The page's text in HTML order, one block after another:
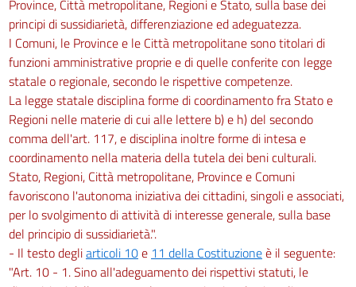
Province, Città metropolitane, Regioni e Stato, sulla base dei
principi di sussidiarietà, differenziazione ed adeguatezza.
I Comuni, le Province e le Città metropolitane sono titolari di
funzioni amministrative proprie e di quelle conferite con legge
statale o regionale, secondo le rispettive competenze.
La legge statale disciplina forme di coordinamento fra Stato e
Regioni nelle materie di cui alle lettere b) e h) del secondo
comma dell'art. 117, e disciplina inoltre forme di intesa e
coordinamento nella materia della tutela dei beni culturali.
Stato, Regioni, Città metropolitane, Province e Comuni
favoriscono l'autonoma iniziativa dei cittadini, singoli e associati,
per lo svolgimento di attività di interesse generale, sulla base
del principio di sussidiarietà.".
- Il testo degliarticoli 10e 11 della Costituzioneè il seguente:
"Art. 10 - 1. Sino all'adeguamento dei rispettivi statuti, le